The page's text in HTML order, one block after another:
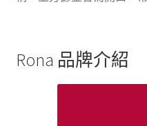
Rona 品牌介紹